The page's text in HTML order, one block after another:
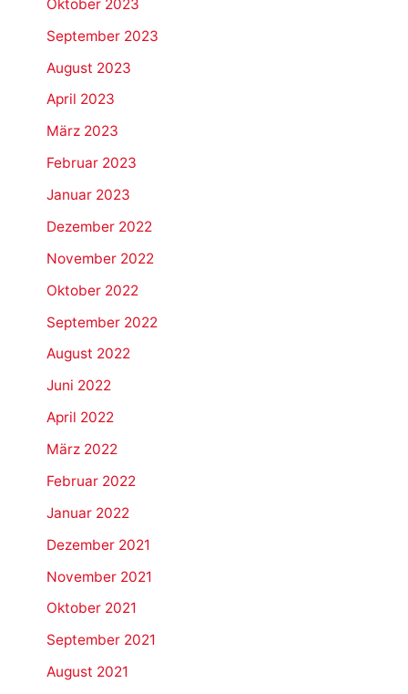
Oktober 2023
September 2023
August 2023
April 2023
März 2023
Februar 2023
Januar 2023
Dezember 2022
November 2022
Oktober 2022
September 2022
August 2022
Juni 2022
April 2022
März 2022
Februar 2022
Januar 2022
Dezember 2021
November 2021
Oktober 2021
September 2021
August 2021